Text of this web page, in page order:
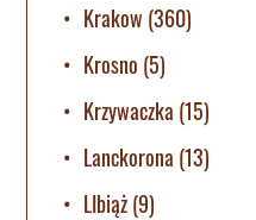
Krakow (360)
Krosno (5)
Krzywaczka (15)
Lanckorona (13)
LIbiąż(9)